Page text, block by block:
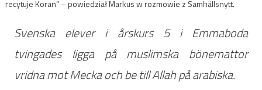
recytuje Koran” – powiedział Markus w rozmowie z Samhällsnytt.
Svenska elever i årskurs 5 i Emmaboda
tvingades ligga på muslimska bönemattor
vridna mot Mecka och be till Allah på arabiska.